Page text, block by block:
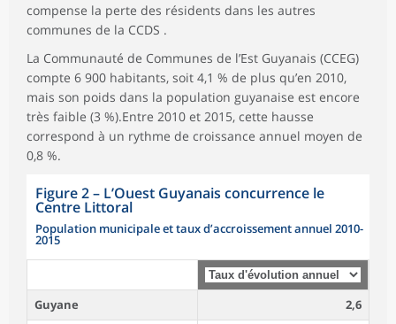
compense la perte des résidents dans les autres
communes de la CCDS .
La Communauté de Communes de l’Est Guyanais (CCEG)
compte 6 900 habitants, soit 4,1 % de plus qu’en 2010,
mais son poids dans la population guyanaise est encore
très faible (3 %).Entre 2010 et 2015, cette hausse
correspond à un rythme de croissance annuel moyen de
0,8 %.
Figure 2– L’Ouest Guyanais concurrence le
Centre Littoral
Population municipale et taux d’accroissement annuel 2010-
2015
Guyane
2,6